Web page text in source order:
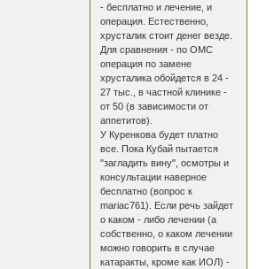
- бесплатно и лечение, и
операция. Естественно,
хрусталик стоит денег везде.
Для сравнения - по ОМС
операция по замене
хрусталика обойдется в 24 -
27 тыс., в частной клинике -
от 50 (в зависимости от
аппетитов).
У Куренкова будет платно
все. Пока Кубай пытается
"загладить вину", осмотры и
консультации наверное
бесплатно (вопрос к
mariac761). Если речь зайдет
о каком - либо лечении (а
собственно, о каком лечении
можно говорить в случае
катаракты, кроме как ИОЛ) -